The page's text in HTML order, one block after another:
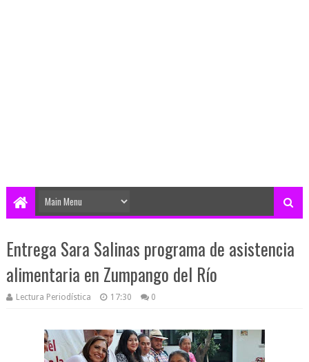
Entrega Sara Salinas programa de asistencia
alimentaria en Zumpango del Río
Lectura Periodística 17:30 0